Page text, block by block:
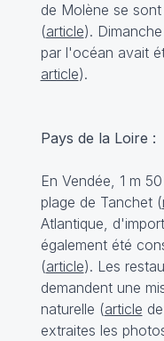
de Molène se
(article).
par l'océan avait
article).
Pays de la Loire :
En Vendée, 1 m
plage de Tanchet (
Atlantique,
également été
(article). Les
demandent une
naturelle (article
extraites les